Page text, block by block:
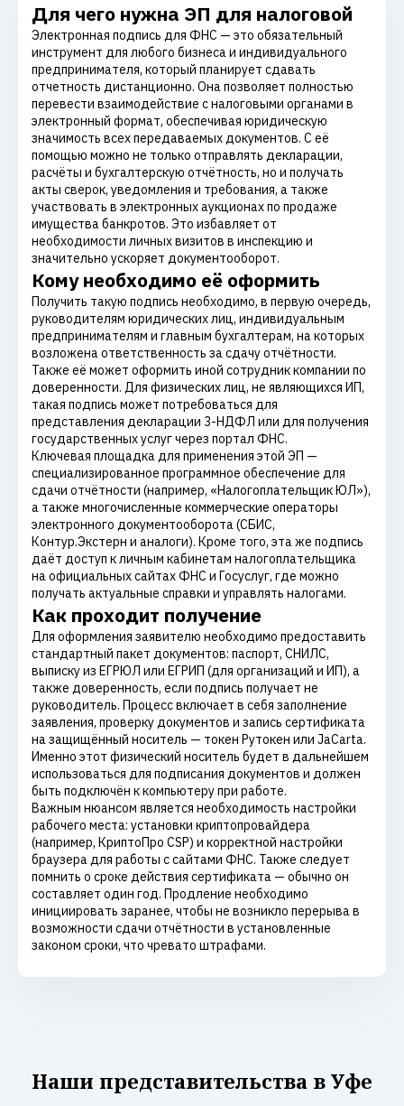
Для чего нужна ЭП для налоговой
Электронная подпись для ФНС — это обязательный
инструмент для любого бизнеса и индивидуального
предпринимателя, который планирует сдавать
отчетность дистанционно. Она позволяет полностью
перевести взаимодействие с налоговыми органами в
электронный формат, обеспечивая юридическую
значимость всех передаваемых документов. С её
помощью можно не только отправлять декларации,
расчёты и бухгалтерскую отчётность, но и получать
акты сверок, уведомления и требования, а также
участвовать в электронных аукционах по продаже
имущества банкротов. Это избавляет от
необходимости личных визитов в инспекцию и
значительно ускоряет документооборот.
Кому необходимо её оформить
Получить такую подпись необходимо, в первую очередь,
руководителям юридических лиц, индивидуальным
предпринимателям и главным бухгалтерам, на которых
возложена ответственность за сдачу отчётности.
Также её может оформить иной сотрудник компании по
доверенности. Для физических лиц, не являющихся ИП,
такая подпись может потребоваться для
представления декларации 3-НДФЛ или для получения
государственных услуг через портал ФНС.
Ключевая площадка для применения этой ЭП —
специализированное программное обеспечение для
сдачи отчётности (например, «Налогоплательщик ЮЛ»),
а также многочисленные коммерческие операторы
электронного документооборота (СБИС,
Контур.Экстерн и аналоги). Кроме того, эта же подпись
даёт доступ к личным кабинетам налогоплательщика
на официальных сайтах ФНС и Госуслуг, где можно
получать актуальные справки и управлять налогами.
Как проходит получение
Для оформления заявителю необходимо предоставить
стандартный пакет документов: паспорт, СНИЛС,
выписку из ЕГРЮЛ или ЕГРИП (для организаций и ИП), а
также доверенность, если подпись получает не
руководитель. Процесс включает в себя заполнение
заявления, проверку документов и запись сертификата
на защищённый носитель — токен Рутокен или JaCarta.
Именно этот физический носитель будет в дальнейшем
использоваться для подписания документов и должен
быть подключён к компьютеру при работе.
Важным нюансом является необходимость настройки
рабочего места: установки криптопровайдера
(например, КриптоПро CSP) и корректной настройки
браузера для работы с сайтами ФНС. Также следует
помнить о сроке действия сертификата — обычно он
составляет один год. Продление необходимо
инициировать заранее, чтобы не возникло перерыва в
возможности сдачи отчётности в установленные
законом сроки, что чревато штрафами.
Наши представительства в Уфе